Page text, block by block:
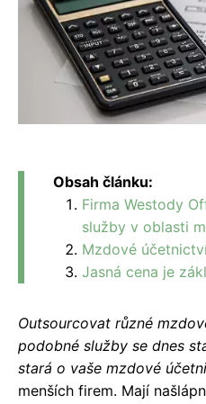
Obsah článku:
Firma Westody
služby v oblasti
Mzdové
Jasná cena je
Outsourcovat různé
podobné služby se dnes
stará o vaše mzdové
menších firem. Mají